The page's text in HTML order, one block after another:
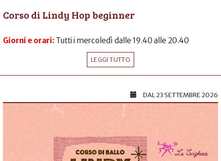
Corso di Lindy Hop beginner
Giorni e orari: Tutti i mercoledì dalle 19.40 alle 20.40
LEGGI TUTTO
DAL23 SETTEMBRE 2026